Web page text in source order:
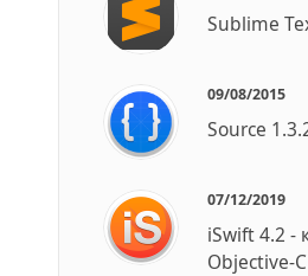
Sublime
09/08/2015
Source
07/12/2019
iSwift 4.2 -
Objective-